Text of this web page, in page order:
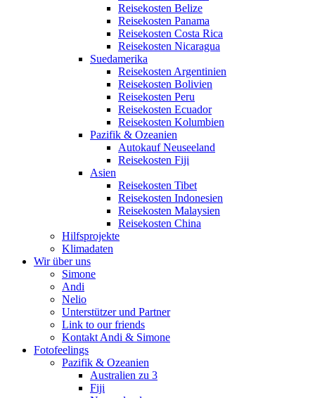
Reisekosten Belize
Reisekosten Panama
Reisekosten Costa Rica
Reisekosten Nicaragua
Suedamerika
Reisekosten Argentinien
Reisekosten Bolivien
Reisekosten Peru
Reisekosten Ecuador
Reisekosten Kolumbien
Pazifik & Ozeanien
Autokauf Neuseeland
Reisekosten Fiji
Asien
Reisekosten Tibet
Reisekosten Indonesien
Reisekosten Malaysien
Reisekosten China
Hilfsprojekte
Klimadaten
Wir über uns
Simone
Andi
Nelio
Unterstützer und Partner
Link to our friends
Kontakt Andi & Simone
Fotofeelings
Pazifik & Ozeanien
Australien zu 3
Fiji